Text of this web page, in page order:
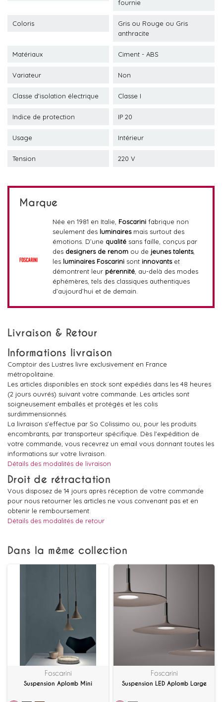
fournie
Coloris
Gris ou Rouge ou Gris
anthracite
Matériaux Ciment - ABS
Variateur Non
Classe d'isolation électrique Classe I
Indice de protection IP 20
Usage Intérieur
Tension 220 V
Marque
Née en 1981 en Italie, Foscarinifabrique non
seulement des luminairesmais surtout des
émotions. D’une qualitésans faille, conçus par
des designers de renomou de jeunes talents,
les luminaires Foscarinisont innovantset
démontrent leur pérennité, au-delà des modes
éphémères, tels des classiques authentiques
d’aujourd’hui et de demain.
Livraison & Retour
Informations livraison
Comptoir des Lustres livre exclusivement en France
métropolitaine.
Les articles disponibles en stock sont expédiés dans les 48 heures
(2 jours ouvrés) suivant votre commande. Les articles sont
soigneusement emballés et protégés et les colis
surdimmensionnés.
La livraison s'effectue par So Colissimo ou, pour les produits
encombrants, par transporteur spécifique. Dès l'expédition de
votre commande, vous recevrez un email vous donnant toutes les
informations sur votre livraison.
Détails des modalités de livraison
Droit de rétractation
Vous disposez de 14 jours après réception de votre commande
pour nous retourner les articles ne vous convenant pas et en
obtenir le remboursement.
Détails des modalités de retour
Dans la même collection
Foscarini
Suspension Aplomb Mini
Foscarini
Suspension LED Aplomb Large